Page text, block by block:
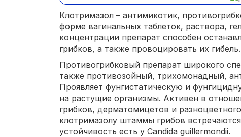
Клотримазол – антимикотик,
форме вагинальных таблеток, раствора,
концентрации препарат способен
грибков, а также провоцировать их гибель.
Противогрибковый препарат широкого
также противозойный, трихомонадный,
Проявляет фунгистатическую и
на растущие организмы. Активен в
грибков, дерматомицетов и
клотримазолу штаммы грибов
устойчивость есть у Candida guillermondii.